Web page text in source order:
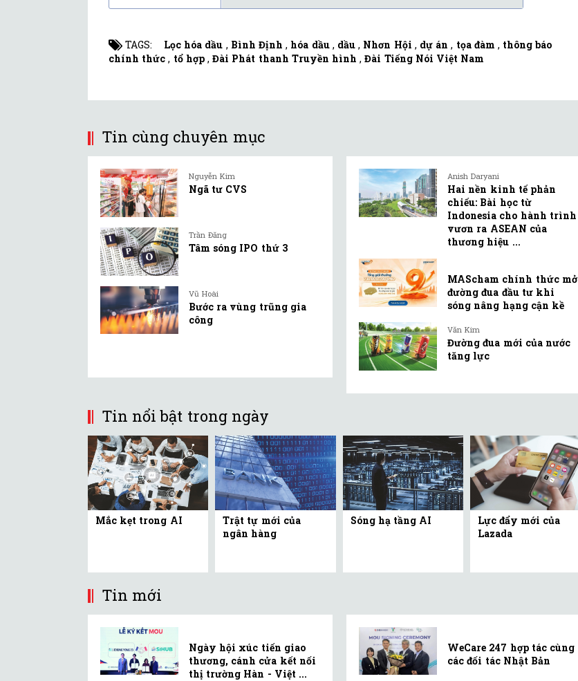
TAGS: Lọc hóa dầu , Bình Định ,hóa dầu, dầu , Nhơn Hội , dự án , tọa đàm , thông báo
chính thức , tổ hợp,Đài Phát thanh Truyền hình ,Đài Tiếng Nói Việt Nam
Tin cùng chuyên mục
Nguyễn Kim
Ngã tư CVS
Trần Đăng
Tâm sóng IPO thứ 3
Vũ Hoài
Bước ra vùng trũng gia
công
Anish Daryani
Hai nền kinh tế phản
chiếu: Bài học từ
Indonesia cho hành trình
vươn ra ASEAN của
thương hiệu ...
MAScham chính thức mở
đường đua đầu tư khi
sóng nâng hạng cận kề
Văn Kim
Đường đua mới của nước
tăng lực
Tin nổi bật trong ngày
Mắc kẹt trong AI
Trật tự mới của
ngân hàng
Sóng hạ tầng AI
Lực đẩy mới của
Lazada
Tin mới
Ngày hội xúc tiến giao
thương, cánh cửa kết nối
thị trường Hàn - Việt ...
WeCare 247 hợp tác cùng
các đối tác Nhật Bản